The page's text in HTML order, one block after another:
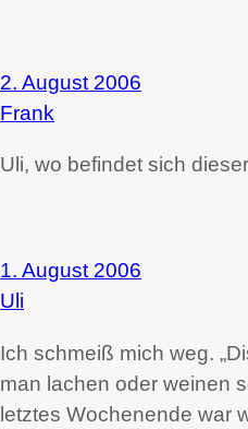
2. August 2006
Frank
Uli, wo befindet sich
1. August 2006
Uli
Ich schmeiß mich weg.
man lachen oder weinen
letztes Wochenende war